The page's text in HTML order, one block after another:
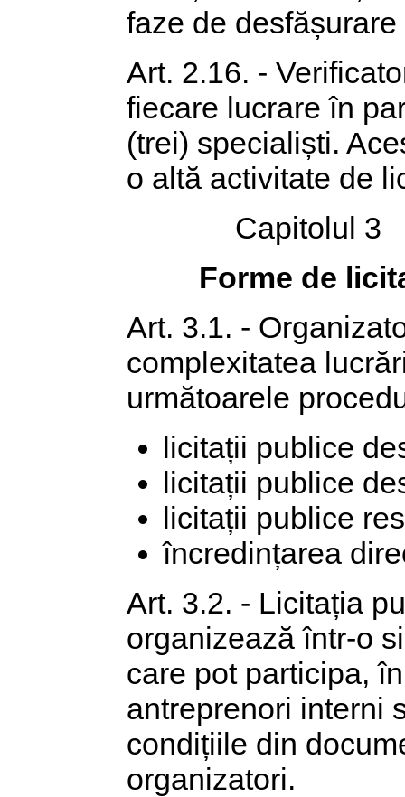
faze de
Art. 2.16. -
fiecare lucrare în
(trei) specialiști.
o altă activitate de
Capitolul 3
Forme de
Art. 3.1. -
complexitatea
următoarele
licitații publice
licitații publice
licitații publice
încredințarea
Art. 3.2. - Licitația
organizează într-o
care pot participa,
antreprenori interni
condițiile din
organizatori.